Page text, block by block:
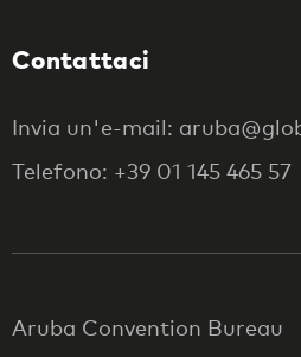
Contattaci
Invia un'e-mail:
Telefono: +39 01 145 465 57
Aruba Convention Bureau